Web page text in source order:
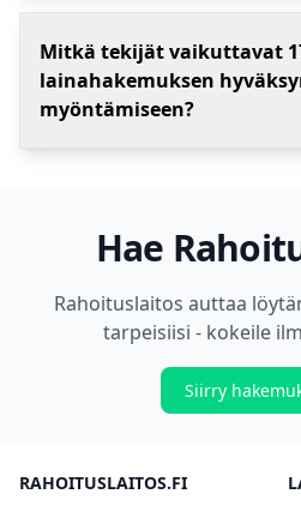
Mitkä tekijät vaikuttavat
lainahakemuksen
myöntämiseen?
Hae
Rahoituslaitos auttaa
tarpeisiisi - kokeile
Siirry
RAHOITUSLAITOS.FI